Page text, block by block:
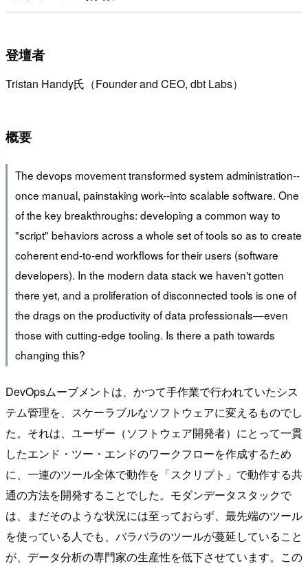
登壇者
Tristan Handy氏（Founder and CEO, dbt Labs）
概要
The devops movement transformed system administration--
once manual, painstaking work--into scalable software. One
of the key breakthroughs: developing a common way to
"script" behaviors across a whole set of tools so as to create
coherent end-to-end workflows for their users (software
developers). In the modern data stack we haven't gotten
there yet, and a proliferation of disconnected tools is one of
the drags on the productivity of data professionals—even
those with cutting-edge tooling. Is there a path towards
changing this?
DevOpsムーブメントは、かつて手作業で行われていたシス
テム管理を、スケーラブルなソフトウェアに変えるものでし
た。それは、ユーザー（ソフトウェア開発者）にとって一貫
したエンド・ツー・エンドのワークフローを作成するため
に、一連のツール全体で動作を「スクリプト」で動作する共
通の方法を開発することでした。モダンデータスタックで
は、まだそのような状況には至っておらず、最先端のツール
を使っている人でも、バラバラのツールが蔓延していること
が、データ分析の専門家の生産性を低下させています。この